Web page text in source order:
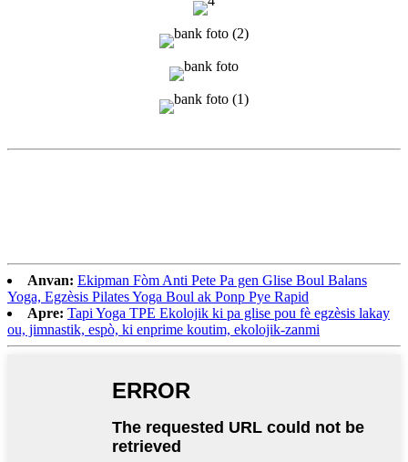
Anvan: Ekipman Fòm Anti Pete Pa gen Glise Boul Balans
Yoga, Egzèsis Pilates Yoga Boul ak Ponp Pye Rapid
Apre: Tapi Yoga TPE Ekolojik ki pa glise pou fè egzèsis lakay
ou, jimnastik, espò, ki enprime koutim, ekolojik-zanmi